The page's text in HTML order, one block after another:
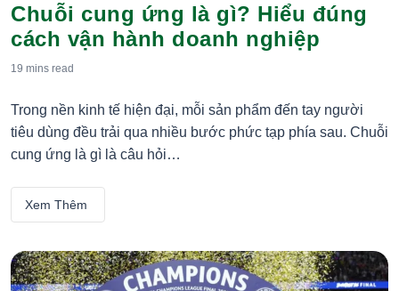
Chuỗi cung ứng là gì? Hiểu đúng
cách vận hành doanh nghiệp
19 mins read
Trong nền kinh tế hiện đại, mỗi sản phẩm đến tay người
tiêu dùng đều trải qua nhiều bước phức tạp phía sau. Chuỗi
cung ứng là gì là câu hỏi…
Xem Thêm